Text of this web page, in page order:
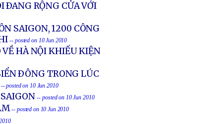
ÐANG RỘNG CỬA VỚI
SAIGON, 1200 CÔNG
-- posted on 10 Jun 2010
HÀ NỘI KHIẾU KIỆN
ÐÔNG TRONG LÚC
-- posted on 10 Jun 2010
-- posted on 10 Jun 2010
-- posted on 10 Jun 2010